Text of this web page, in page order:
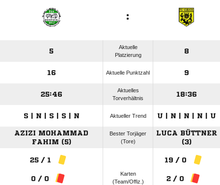
:
5
Aktuelle
Platzierung
8
16 Aktuelle Punktzahl 9
25:46
Aktuelles
Torverhältnis
18:36
S | N | S | S | N Aktueller Trend U | N | N | N | U
AZIZI MOHAMMAD
FAHIM (5)
Bester Torjäger
(Tore)
LUCA BÜTTNER
(3)
25 / 1
0 / 0
Karten
(Team/Offiz.)
19 / 0
2 / 0